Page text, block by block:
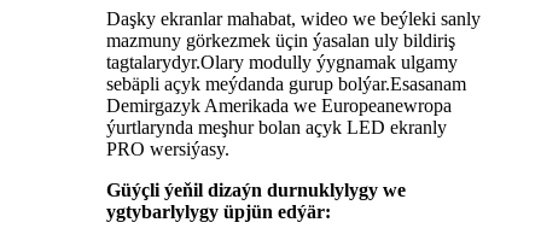
Daşky ekranlar mahabat, wideo we beýleki sanly
mazmuny görkezmek üçin ýasalan uly bildiriş
tagtalarydyr.Olary modully ýygnamak ulgamy
sebäpli açyk meýdanda gurup bolýar.Esasanam
Demirgazyk Amerikada we Europeanewropa
ýurtlarynda meşhur bolan açyk LED ekranly
PRO wersiýasy.
Güýçli ýeňil dizaýn durnuklylygy we
ygtybarlylygy üpjün edýär: